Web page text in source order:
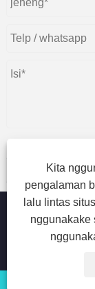
ngirim
Kita
pengalaman
lalu lintas
nggunakake
Hak Cipta ©
hak dilindhungi